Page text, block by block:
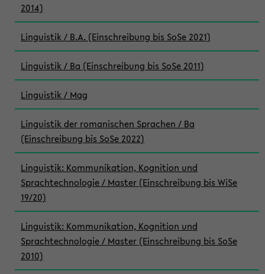
2014)
Linguistik / B.A. (Einschreibung bis SoSe 2021)
Linguistik / Ba (Einschreibung bis SoSe 2011)
Linguistik / Mag
Linguistik der romanischen Sprachen / Ba
(Einschreibung bis SoSe 2022)
Linguistik: Kommunikation, Kognition und
Sprachtechnologie / Master (Einschreibung bis WiSe
19/20)
Linguistik: Kommunikation, Kognition und
Sprachtechnologie / Master (Einschreibung bis SoSe
2010)